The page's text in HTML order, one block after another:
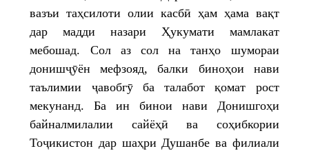
вазъи таҳсилоти олии касбӣ ҳам ҳама вақт
дар мадди назари Ҳукумати мамлакат
мебошад. Сол аз сол на танҳо шумораи
донишҷӯён мефзояд, балки биноҳои нави
таълимии ҷавобгӯ ба талабот қомат рост
мекунанд. Ба ин бинои нави Донишгоҳи
байналмилалии сайёҳӣ ва соҳибкории
Тоҷикистон дар шаҳри Душанбе ва филиали